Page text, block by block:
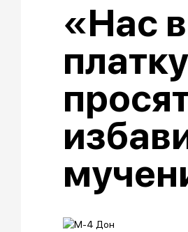
«Нас